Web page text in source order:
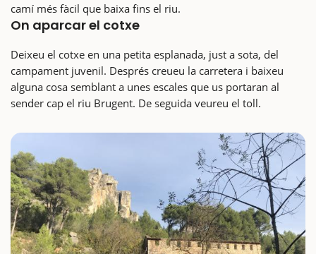
camí més fàcil que baixa fins el riu.
On aparcar el cotxe
Deixeu el cotxe en una petita esplanada, just a sota, del
campament juvenil. Després creueu la carretera i baixeu
alguna cosa semblant a unes escales que us portaran al
sender cap el riu Brugent. De seguida veureu el toll.